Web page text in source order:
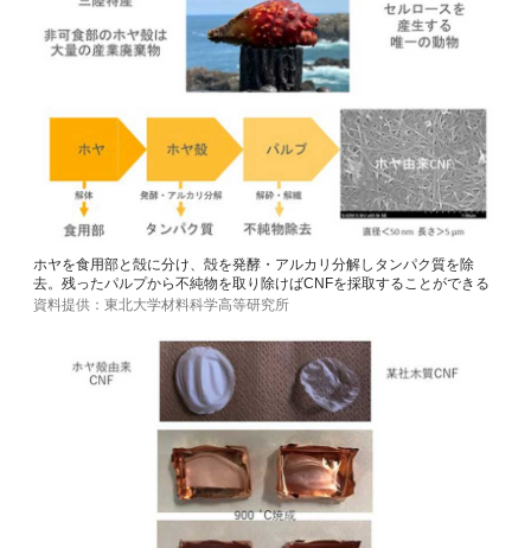
ホヤを食用部と殻に分け、殻を発酵・アルカリ分解しタンパク質を除
去。残ったパルプから不純物を取り除けばCNFを採取することができる
資料提供：東北大学材料科学高等研究所